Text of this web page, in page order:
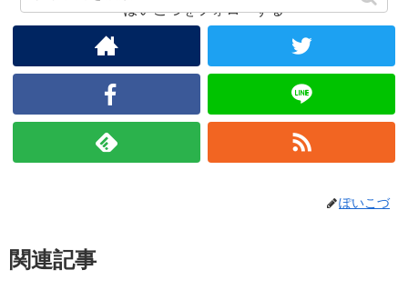
ぽいこづをフォローする
ぽいこづ
関連記事